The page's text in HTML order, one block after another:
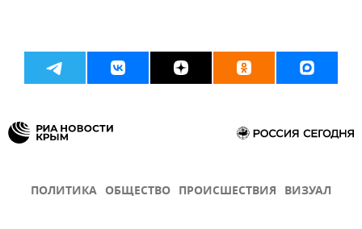
ПОЛИТИКА ОБЩЕСТВО ПРОИСШЕСТВИЯ ВИЗУАЛ